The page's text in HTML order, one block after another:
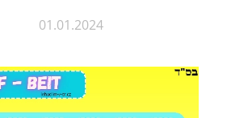
01.01.2024